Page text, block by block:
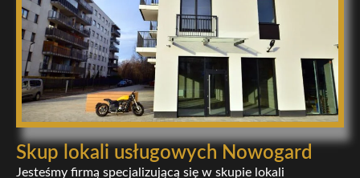
Skup lokali usługowych Nowogard
Jesteśmy firmą specjalizującą się w skupie lokali